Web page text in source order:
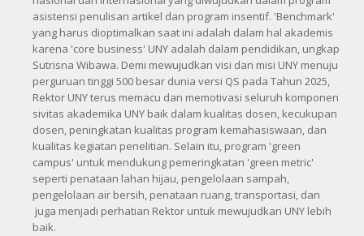
asistensi penulisan artikel dan program insentif. 'Benchmark'
yang harus dioptimalkan saat ini adalah dalam hal akademis
karena 'core business' UNY adalah dalam pendidikan, ungkap
Sutrisna Wibawa. Demi mewujudkan visi dan misi UNY menuju
perguruan tinggi 500 besar dunia versi QS pada Tahun 2025,
Rektor UNY terus memacu dan memotivasi seluruh komponen
sivitas akademika UNY baik dalam kualitas dosen, kecukupan
dosen, peningkatan kualitas program kemahasiswaan, dan
kualitas kegiatan penelitian. Selain itu, program 'green
campus' untuk mendukung pemeringkatan 'green metric'
seperti penataan lahan hijau, pengelolaan sampah,
pengelolaan air bersih, penataan ruang, transportasi, dan
juga menjadi perhatian Rektor untuk mewujudkan UNY lebih
baik.